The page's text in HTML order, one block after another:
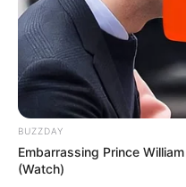
BUZZDAY
Embarrassing Prince
(Watch)